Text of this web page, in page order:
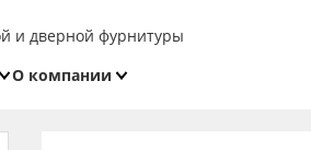
и дверной фурнитуры
О компании